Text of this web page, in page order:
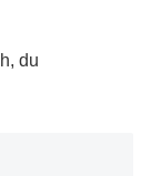
du